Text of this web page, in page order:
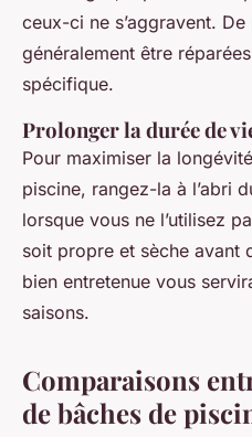
ceux-ci ne s’aggravent.
généralement être
spécifique.
Prolonger la durée de
Pour maximiser la
piscine, rangez-la à l’abri
lorsque vous ne l’utilisez
soit propre et sèche avant
bien entretenue vous
saisons.
Comparaisons
de bâches de